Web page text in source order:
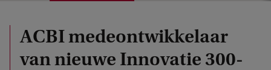
ACBI medeontwikkelaar
van nieuwe Innovatie 300-